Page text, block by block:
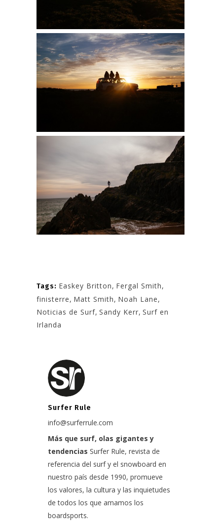
Tags: Easkey Britton, Fergal Smith,
finisterre, Matt Smith, Noah Lane,
Noticias de Surf, Sandy Kerr, Surf en
Irlanda
Surfer Rule
info@surferrule.com
Más que surf, olas gigantes y
tendencias Surfer Rule, revista de
referencia del surf y el snowboard en
nuestro país desde 1990, promueve
los valores, la cultura y las inquietudes
de todos los que amamos los
boardsports.